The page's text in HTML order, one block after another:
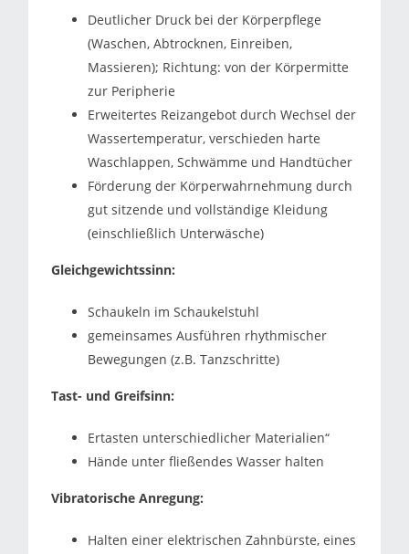
Deutlicher Druck bei der Körperpflege
(Waschen, Abtrocknen, Einreiben,
Massieren); Richtung: von der Körpermitte
zur Peripherie
Erweitertes Reizangebot durch Wechsel der
Wassertemperatur, verschieden harte
Waschlappen, Schwämme und Handtücher
Förderung der Körperwahrnehmung durch
gut sitzende und vollständige Kleidung
(einschließlich Unterwäsche)
Gleichgewichtssinn:
Schaukeln im Schaukelstuhl
gemeinsames Ausführen rhythmischer
Bewegungen (z.B. Tanzschritte)
Tast- und Greifsinn:
Ertasten unterschiedlicher Materialien“
Hände unter fließendes Wasser halten
Vibratorische Anregung:
Halten einer elektrischen Zahnbürste, eines